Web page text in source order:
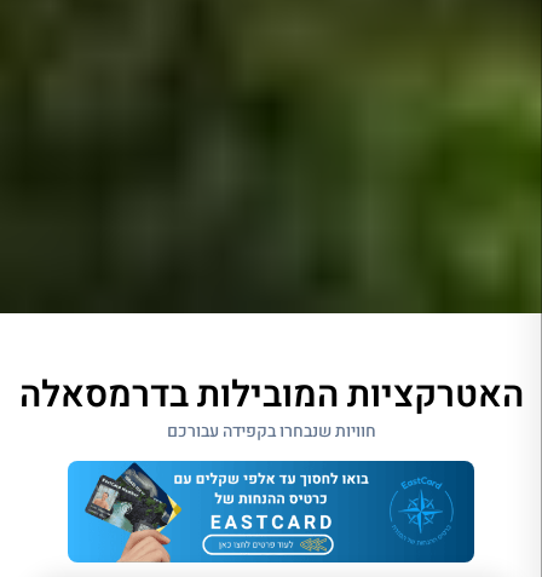
האטרקציות המובילות בדרמסאלה
חוויות שנבחרו בקפידה עבורכם